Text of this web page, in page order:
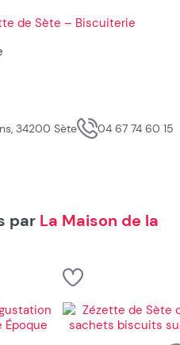
34200 Sète 04 67 74 60 15
par La Maison de la